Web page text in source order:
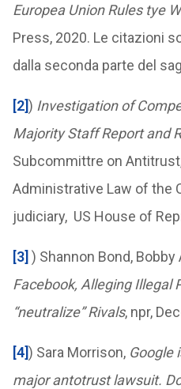
Europea Union Rules tye
Press, 2020. Le citazioni
dalla seconda parte del
[2]) Investigation of
Majority Staff Report and
Subcommittre on
Administrative Law of the
judiciary, US House of
[3] ) Shannon Bond, Bobby
Facebook, Alleging Illegal
“neutralize” Rivals, npr,
[4]) Sara Morrison, Google
major antotrust lawsuit.